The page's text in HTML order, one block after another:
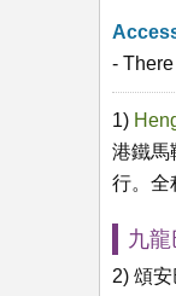
-
1)
港鐵馬
行。全
九
2) 頌